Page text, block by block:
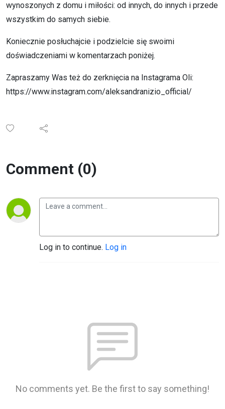
wynoszonych z domu i miłości: od innych, do innych i przede
wszystkim do samych siebie.
Koniecznie posłuchajcie i podzielcie się swoimi
doświadczeniami w komentarzach poniżej.
Zapraszamy Was też do zerknięcia na Instagrama Oli:
https://www.instagram.com/aleksandranizio_official/
Comment (0)
Log in to continue. Log in
No comments yet. Be the first to say something!